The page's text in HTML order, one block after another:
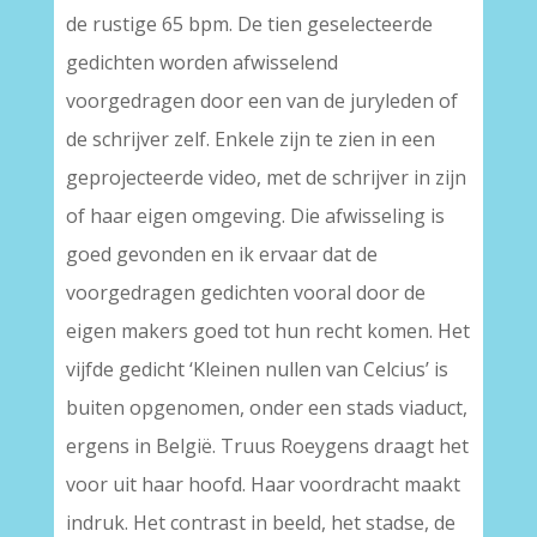
de rustige 65 bpm. De tien geselecteerde
gedichten worden afwisselend
voorgedragen door een van de juryleden of
de schrijver zelf. Enkele zijn te zien in een
geprojecteerde video, met de schrijver in zijn
of haar eigen omgeving. Die afwisseling is
goed gevonden en ik ervaar dat de
voorgedragen gedichten vooral door de
eigen makers goed tot hun recht komen. Het
vijfde gedicht ‘Kleinen nullen van Celcius’ is
buiten opgenomen, onder een stads viaduct,
ergens in België. Truus Roeygens draagt het
voor uit haar hoofd. Haar voordracht maakt
indruk. Het contrast in beeld, het stadse, de